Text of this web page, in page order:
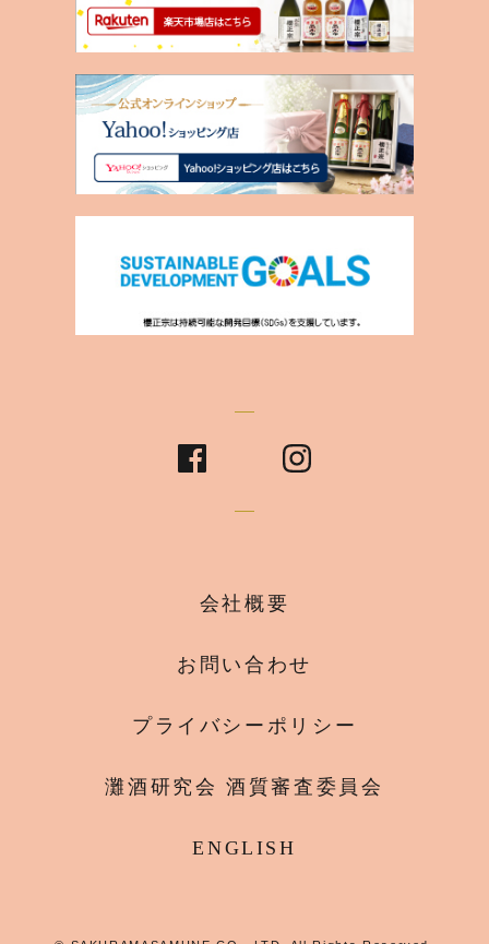
会社概要
お問い合わせ
プライバシーポリシー
灘酒研究会 酒質審査委員会
ENGLISH